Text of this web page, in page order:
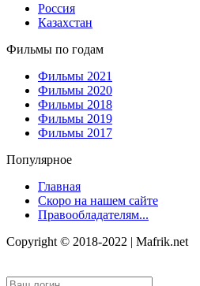
Россия
Казахстан
Фильмы по годам
Фильмы 2021
Фильмы 2020
Фильмы 2018
Фильмы 2019
Фильмы 2017
Популярное
Главная
Скоро на нашем сайте
Правообладателям...
Copyright © 2018-2022 | Mafrik.net